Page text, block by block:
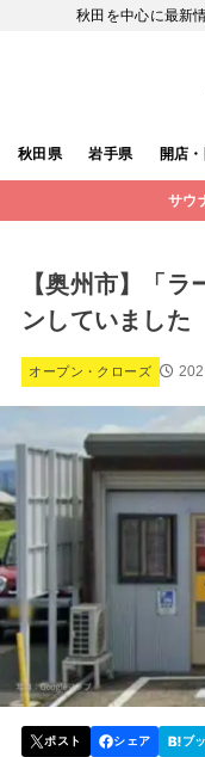
秋田を中心に最新
秋田県 岩手県 開店
サウ
【奥州市】「
ンしていました
オープン・クローズ